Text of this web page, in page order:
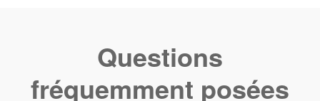
Questions
fréquemment posées